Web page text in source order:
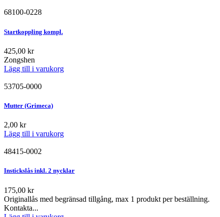
68100-0228
Startkoppling kompl.
425,00 kr
Zongshen
Lägg till i varukorg
53705-0000
Mutter (Grimeca)
2,00 kr
Lägg till i varukorg
48415-0002
Instickslås inkl. 2 nycklar
175,00 kr
Originallås med begränsad tillgång, max 1 produkt per beställning.
Kontakta...